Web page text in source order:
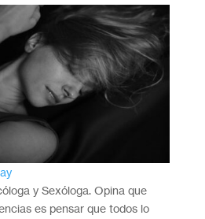
y Sexóloga. Opina que
es pensar que todos lo